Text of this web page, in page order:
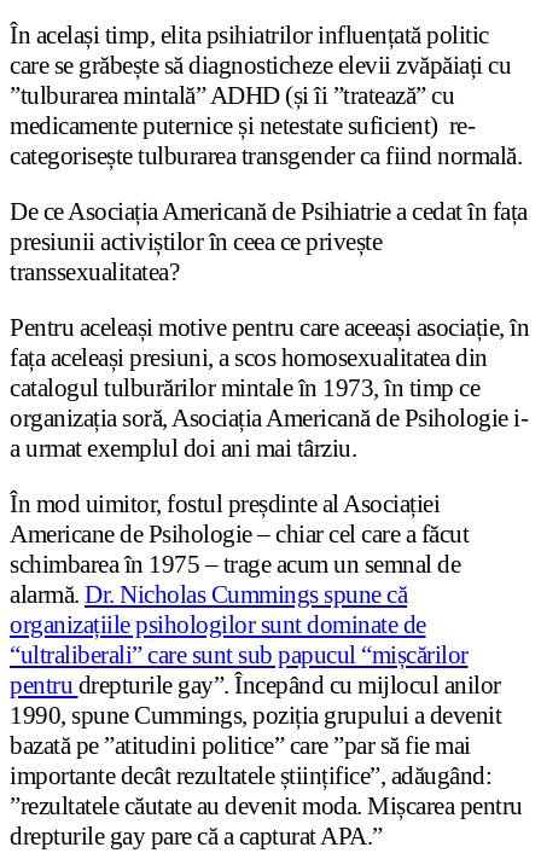
În același timp, elita psihiatrilor influențată politic
care se grăbește să diagnosticheze elevii zvăpăiați cu
”tulburarea mintală” ADHD (și îi ”tratează” cu
medicamente puternice și netestate suficient) re-
categorisește tulburarea transgender ca fiind normală.
De ce Asociația Americană de Psihiatrie a cedat în fața
presiunii activiștilor în ceea ce privește
transsexualitatea?
Pentru aceleași motive pentru care aceeași asociație, în
fața aceleași presiuni, a scos homosexualitatea din
catalogul tulburărilor mintale în 1973, în timp ce
organizația soră, Asociația Americană de Psihologie i-
a urmat exemplul doi ani mai târziu.
În mod uimitor, fostul preșdinte al Asociației
Americane de Psihologie – chiar cel care a făcut
schimbarea în 1975 – trage acum un semnal de
alarmă. Dr. Nicholas Cummings spune că
organizațiile psihologilor sunt dominate de
“ultraliberali” care sunt sub papucul “mișcărilor
pentru drepturile gay”. Începând cu mijlocul anilor
1990, spune Cummings, poziția grupului a devenit
bazată pe ”atitudini politice” care ”par să fie mai
importante decât rezultatele științifice”, adăugând:
”rezultatele căutate au devenit moda. Mișcarea pentru
drepturile gay pare că a capturat APA.”